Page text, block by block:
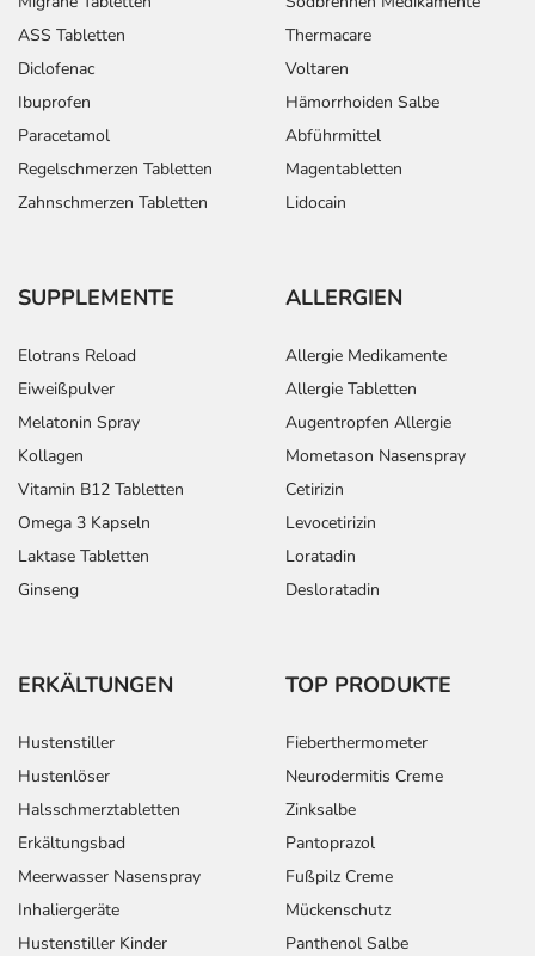
ASS Tabletten
Diclofenac
Ibuprofen
Paracetamol
Regelschmerzen Tabletten
Zahnschmerzen Tabletten
Thermacare
Voltaren
Hämorrhoiden Salbe
Abführmittel
Magentabletten
Lidocain
SUPPLEMENTE
Elotrans Reload
Eiweißpulver
Melatonin Spray
Kollagen
Vitamin B12 Tabletten
Omega 3 Kapseln
Laktase Tabletten
Ginseng
ALLERGIEN
Allergie Medikamente
Allergie Tabletten
Augentropfen Allergie
Mometason Nasenspray
Cetirizin
Levocetirizin
Loratadin
Desloratadin
ERKÄLTUNGEN
Hustenstiller
Hustenlöser
Halsschmerztabletten
Erkältungsbad
Meerwasser Nasenspray
Inhaliergeräte
Hustenstiller Kinder
TOP PRODUKTE
Fieberthermometer
Neurodermitis Creme
Zinksalbe
Pantoprazol
Fußpilz Creme
Mückenschutz
Panthenol Salbe